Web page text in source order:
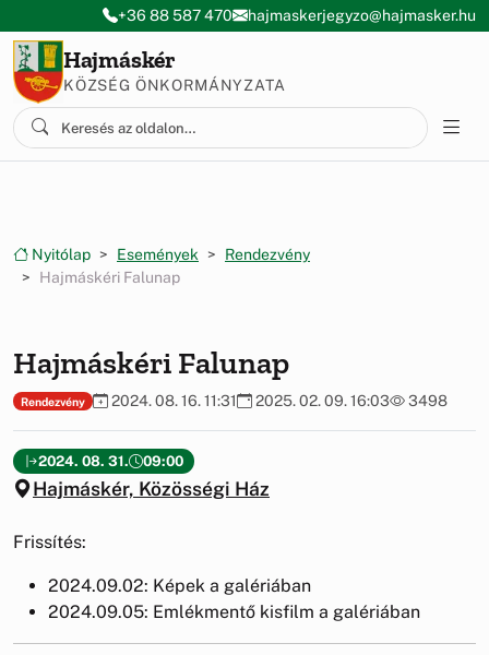
Ugrás a menüre
Ugrás a tartalomra
+36 88 587 470 hajmaskerjegyzo@hajmasker.hu
Hajmáskér
KÖZSÉG ÖNKORMÁNYZATA
Nyitólap Események
Rendezvény
Hajmáskéri Falunap
Hajmáskéri Falunap
Rendezvény 2024. 08. 16. 11:31 2025. 02. 09. 16:03 3498
2024. 08. 31. 09:00
Hajmáskér, Közösségi Ház
Frissítés:
2024.09.02: Képek a galériában
2024.09.05: Emlékmentő kisfilm a galériában